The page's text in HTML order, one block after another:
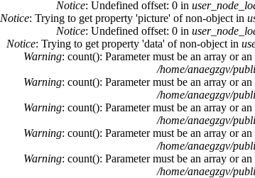
Notice: Undefined offset: 0 in
Notice: Trying to get property 'picture' of non-object in
Notice: Undefined offset: 0 in
Notice: Trying to get property 'data' of non-object in
Warning: count(): Parameter must be an array or
/home/anaegzgv/
Warning: count(): Parameter must be an array or
/home/anaegzgv/
Warning: count(): Parameter must be an array or
/home/anaegzgv/
Warning: count(): Parameter must be an array or
/home/anaegzgv/
Warning: count(): Parameter must be an array or
/home/anaegzgv/